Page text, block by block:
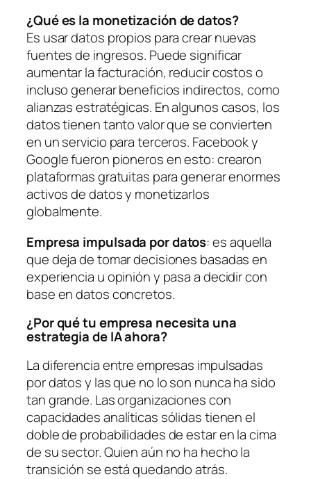
¿Qué es la monetización de datos?
Es usar datos propios para crear nuevas
fuentes de ingresos. Puede significar
aumentar la facturación, reducir costos o
incluso generar beneficios indirectos, como
alianzas estratégicas. En algunos casos, los
datos tienen tanto valor que se convierten
en un servicio para terceros. Facebook y
Google fueron pioneros en esto: crearon
plataformas gratuitas para generar enormes
activos de datos y monetizarlos
globalmente.
Empresa impulsada por datos: es aquella
que deja de tomar decisiones basadas en
experiencia u opinión y pasa a decidir con
base en datos concretos.
¿Por qué tu empresa necesita una
estrategia de IA ahora?
La diferencia entre empresas impulsadas
por datos y las que no lo son nunca ha sido
tan grande. Las organizaciones con
capacidades analíticas sólidas tienen el
doble de probabilidades de estar en la cima
de su sector. Quien aún no ha hecho la
transición se está quedando atrás.